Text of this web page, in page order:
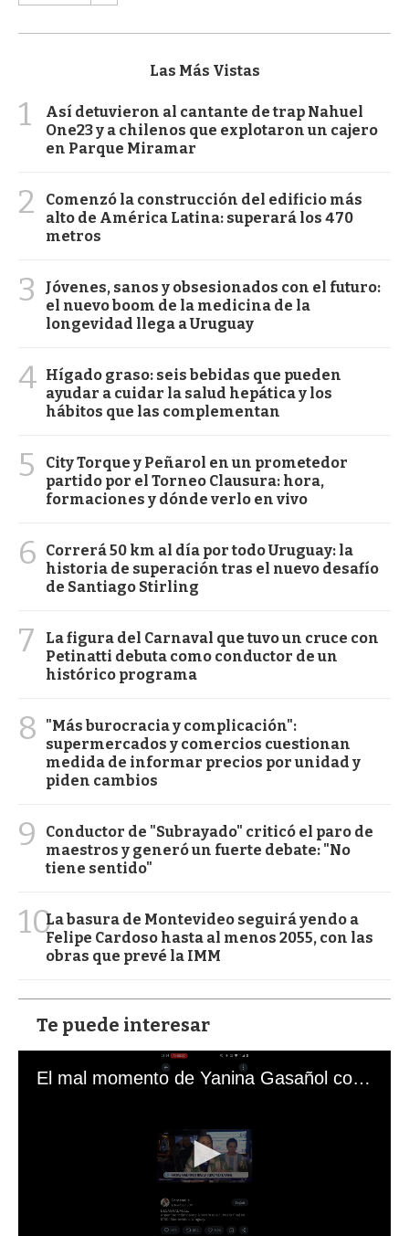
Las Más Vistas
1
Así detuvieron al cantante de trap Nahuel
One23 y a chilenos que explotaron un cajero
en Parque Miramar
2
Comenzó la construcción del edificio más
alto de América Latina: superará los 470
metros
3
Jóvenes, sanos y obsesionados con el futuro:
el nuevo boom de la medicina de la
longevidad llega a Uruguay
4 Hígado graso: seis bebidas que pueden
ayudar a cuidar la salud hepática y los
hábitos que las complementan
5
City Torque y Peñarol en un prometedor
partido por el Torneo Clausura: hora,
formaciones y dónde verlo en vivo
6
Correrá 50 km al día por todo Uruguay: la
historia de superación tras el nuevo desafío
de Santiago Stirling
7
La figura del Carnaval que tuvo un cruce con
Petinatti debuta como conductor de un
histórico programa
8
"Más burocracia y complicación":
supermercados y comercios cuestionan
medida de informar precios por unidad y
piden cambios
9
Conductor de "Subrayado" criticó el paro de
maestros y generó un fuerte debate: "No
tiene sentido"
10La basura de Montevideo seguirá yendo a
Felipe Cardoso hasta al menos 2055, con las
obras que prevé la IMM
Te puede interesar
El mal momento de Yanina Gasañol con un hincha argentino en "Subrayado"